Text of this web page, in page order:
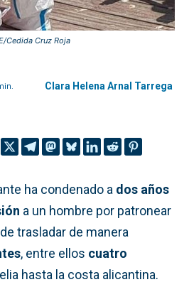
Cedida Cruz Roja
Clara Helena Arnal Tarrega
ha condenado a dos años
a un hombre por patronear
trasladar de manera
, entre ellos cuatro
hasta la costa alicantina.